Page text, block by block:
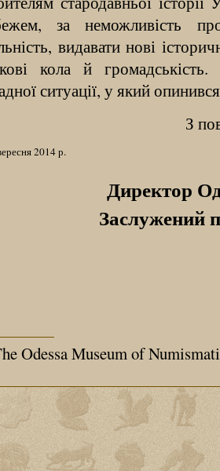
за неможливість
видавати нові
кола й
ситуації, у який
З
2014 р.
Директор
Заслужений
Odessa Museum of